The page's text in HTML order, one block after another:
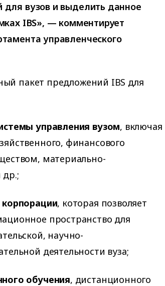
вузов и выделить данное
IBS», — комментирует
управленческого
пакет предложений IBS для
управления вузом, включая
финансового
материально-
др.;
, которая позволяет
пространство для
научно-
деятельности вуза;
обучения, дистанционного